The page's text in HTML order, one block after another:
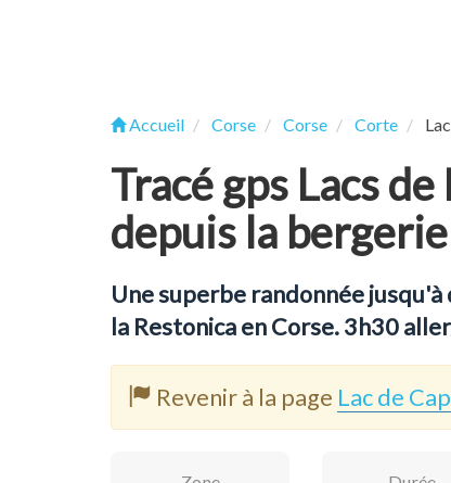
Accueil Corse Corse Corte
Tracé gps Lacs
depuis la
Une superbe randonnée jusqu'à
la Restonica en Corse. 3h30
Revenir à la page Lac de